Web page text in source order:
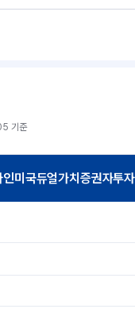
기준
인미국듀얼가치증권자